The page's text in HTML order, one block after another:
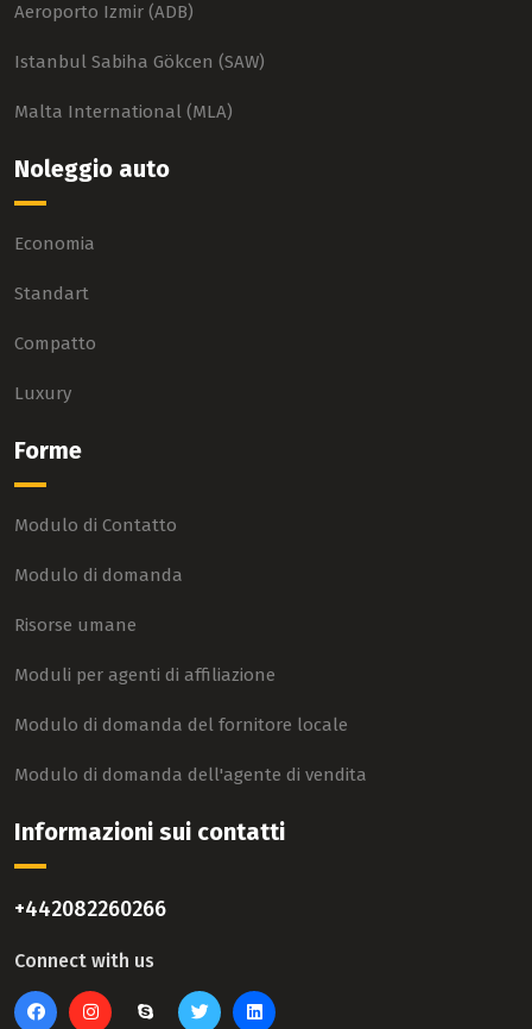
Aeroporto Izmir (ADB)
Istanbul Sabiha Gökcen (SAW)
Malta International (MLA)
Noleggio auto
Economia
Standart
Compatto
Luxury
Forme
Modulo di Contatto
Modulo di domanda
Risorse umane
Moduli per agenti di affiliazione
Modulo di domanda del fornitore locale
Modulo di domanda dell'agente di vendita
Informazioni sui contatti
+442082260266
Connect with us